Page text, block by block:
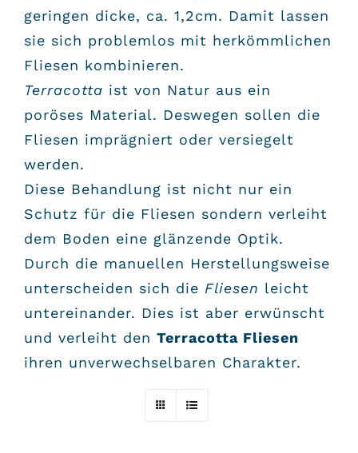
geringen dicke, ca. 1,2cm. Damit lassen
sie sich problemlos mit herkömmlichen
Fliesen kombinieren.
Terracotta ist von Natur aus ein
poröses Material. Deswegen sollen die
Fliesen imprägniert oder versiegelt
werden.
Diese Behandlung ist nicht nur ein
Schutz für die Fliesen sondern verleiht
dem Boden eine glänzende Optik.
Durch die manuellen Herstellungsweise
unterscheiden sich die Fliesen leicht
untereinander. Dies ist aber erwünscht
und verleiht den Terracotta Fliesen
ihren unverwechselbaren Charakter.